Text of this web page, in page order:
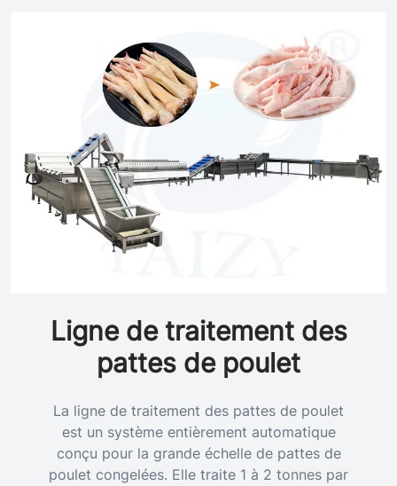
Ligne de traitement des
pattes de poulet
La ligne de traitement des pattes de poulet
est un système entièrement automatique
conçu pour la grande échelle de pattes de
poulet congelées. Elle traite 1 à 2 tonnes par